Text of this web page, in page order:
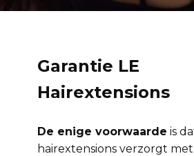
Garantie LE
Hairextensions
De enige voorwaarde is
hairextensions verzorgt